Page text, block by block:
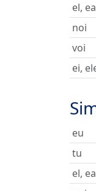
el, ea
noi
voi
ei,
eu
tu
el, ea